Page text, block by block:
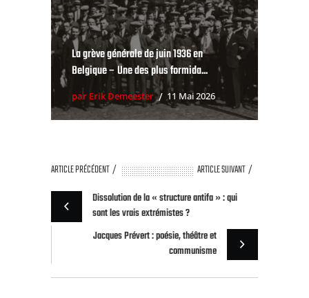
La grève générale de juin 1936 en
Belgique – Une des plus formida...
par Erik Demeester 11 Mai 2026
ARTICLE PRÉCÉDENT
ARTICLE SUIVANT
Dissolution de la « structure antifa » : qui
sont les vrais extrémistes ?
Jacques Prévert : poésie, théâtre et
communisme